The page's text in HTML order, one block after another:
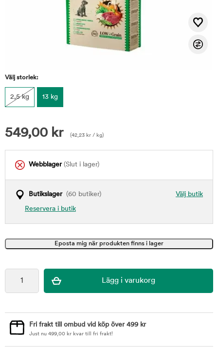
Välj storlek:
2,5 kg 13 kg
549,00 kr (42,23 kr / kg)
Webblager(Slut i lager)
Välj butik
Butikslager(60 butiker)
Reservera i butik
Fri frakt till ombud vid köp över 499 kr
Just nu 499,00 kr kvar till fri frakt!